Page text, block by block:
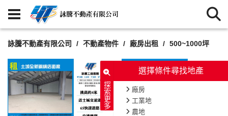
選擇條件尋找地產
廠房
工業地
農地
探索更多
詠騰不動產有限公司 不動產物件 廠房出租 500~1000坪